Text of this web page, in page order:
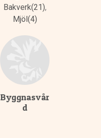
Bakverk(21),
Mjöl(4)
Byggnasvår
d